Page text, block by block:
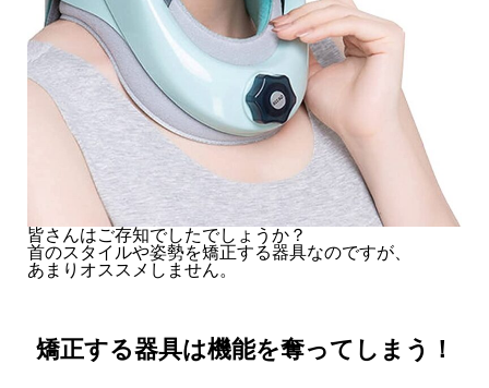
皆さんはご存知でしたでしょうか？
首のスタイルや姿勢を矯正する器具なのですが、
あまりオススメしません。
矯正する器具は機能を奪ってしまう！